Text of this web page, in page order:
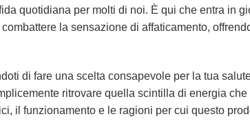
quotidiana per molti di noi. È qui che entra in
la sensazione di affaticamento,
di fare una scelta consapevole per la tua
ritrovare quella scintilla di energia
il funzionamento e le ragioni per cui questo